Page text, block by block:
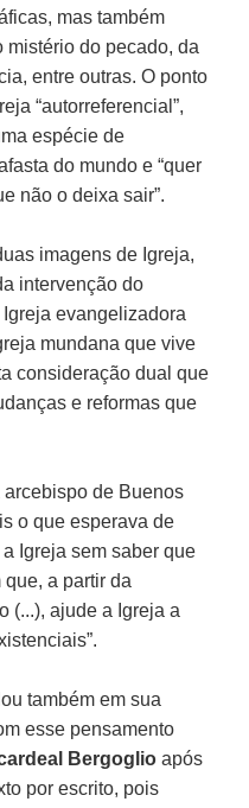
mas também
do pecado, da
entre outras. O ponto
“autorreferencial”,
espécie de
do mundo e “quer
não o deixa sair”.
imagens de Igreja,
intervenção do
Igreja evangelizadora
mundana que vive
consideração dual que
e reformas que
de Buenos
o que esperava de
Igreja sem saber que
que, a partir da
(...), ajude a Igreja a
também em sua
esse pensamento
Bergoglio após
por escrito, pois